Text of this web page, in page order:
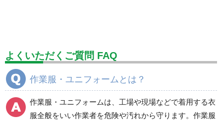
設備用品・作業補助用品 工事作業用品
分煙対策機器
電気保守用品 ワイパー クリーンルーム対策用品
防災グッズ（防災セット） 救急医療品
よくいただくご質問 FAQ
作業服・ユニフォームとは？
作業服・ユニフォームは、工場や現場などで着用する衣
服全般をいい作業者を危険や汚れから守ります。作業服